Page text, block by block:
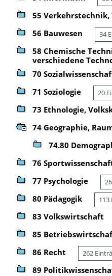
55 Verkehrstechnik,
56 Bauwesen 34
58 Chemische
verschiedene
70
71 Soziologie 20
73 Ethnologie,
74 Geographie,
74.80
76
77 Psychologie
80 Pädagogik 113
83 Volkswirtschaft
85
86 Recht 262
89